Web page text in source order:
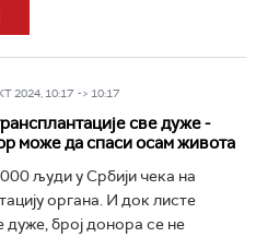
2024, 10:17 -> 10:17
све дуже -
може да спаси осам живота
људи у Србији чека на
органа. И док листе
дуже, број донора се не